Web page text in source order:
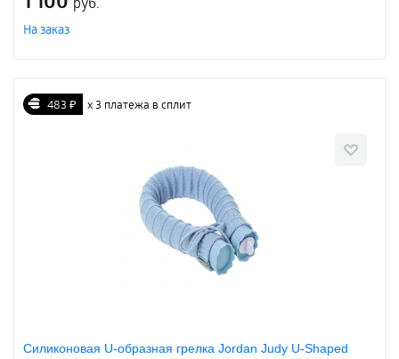
На заказ
483 ₽ х 3 платежа в сплит
Силиконовая U-образная грелка Jordan Judy U-Shaped